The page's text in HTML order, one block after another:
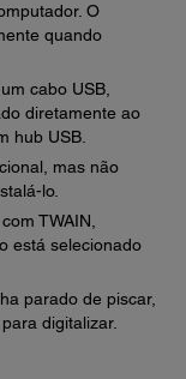
O
quando
cabo USB,
diretamente ao
hub USB.
mas não
lo.
TWAIN,
está selecionado
parado de piscar,
digitalizar.